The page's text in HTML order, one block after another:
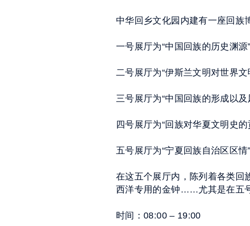
中华回乡文化园内建有一座回族
一号展厅为“中国回族的历史渊源
二号展厅为“伊斯兰文明对世界文
三号展厅为“中国回族的形成以及
四号展厅为“回族对华夏文明史的
五号展厅为“宁夏回族自治区区情
在这五个展厅内，陈列着各类回
西洋专用的金钟……尤其是在五
时间：08:00 – 19:00